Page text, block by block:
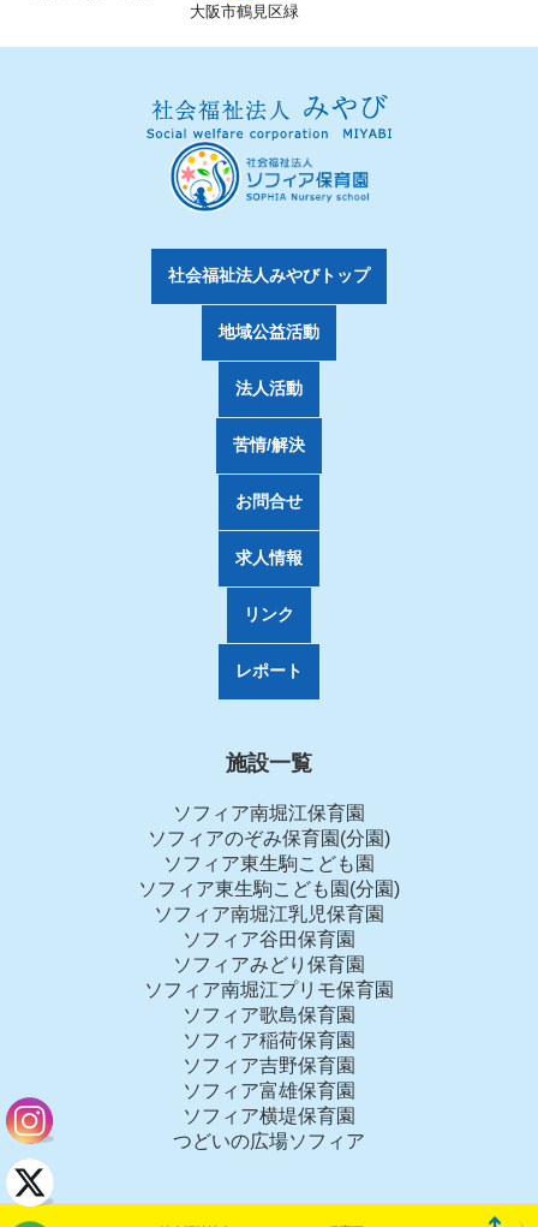
大阪市鶴見区緑
社会福祉法人みやびトップ
地域公益活動
法人活動
苦情/解決
お問合せ
求人情報
リンク
レポート
施設一覧
ソフィア南堀江保育園
ソフィアのぞみ保育園(分園)
ソフィア東生駒こども園
ソフィア東生駒こども園(分園)
ソフィア南堀江乳児保育園
ソフィア谷田保育園
ソフィアみどり保育園
ソフィア南堀江プリモ保育園
ソフィア歌島保育園
ソフィア稲荷保育園
ソフィア吉野保育園
ソフィア富雄保育園
ソフィア横堤保育園
つどいの広場ソフィア